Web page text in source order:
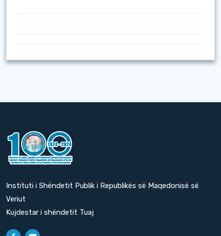
Instituti i Shëndetit Publik i Republikës së Maqedonisë së
Veriut
Kujdestar i shëndetit Tuaj